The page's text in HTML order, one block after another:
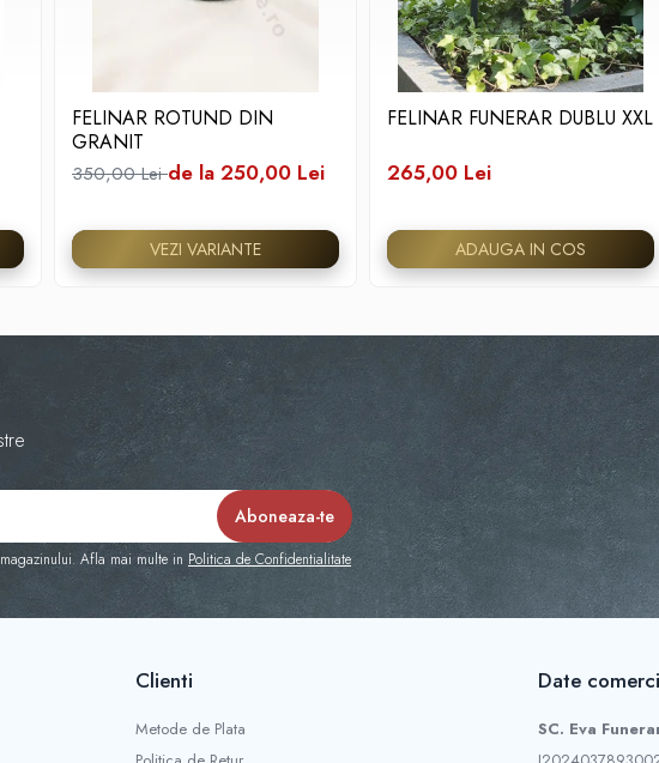
FELINAR ROTUND DIN
GRANIT
350,00 Leide la 250,00 Lei
VEZI VARIANTE
FELINAR FUNERAR DUBLU XXL
265,00 Lei
ADAUGA IN COS
Afla mai multe in Politica de Confidentialitate
Clienti
Metode de Plata
Date
SC. Eva